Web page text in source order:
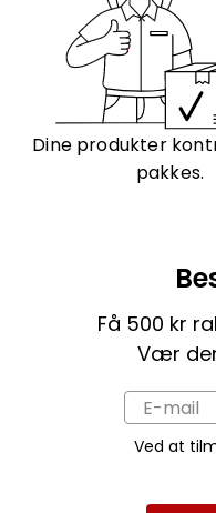
Dine produkter
pakkes.
Få 500 kr
Vær
Ved at